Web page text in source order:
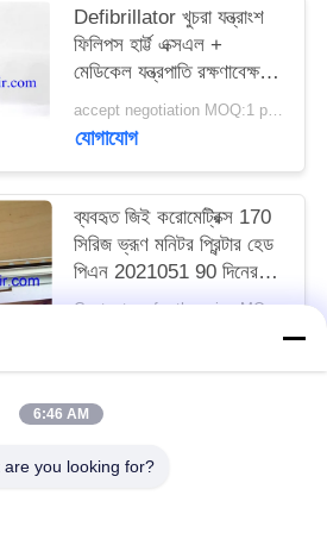
Defibrillator খুচরা যন্ত্রাংশ
ফিলিপস হার্ট্ট এক্সএল +
মেডিকেল যন্ত্রপাতি রক্ষণাবেক্ষণের
জন্য Defibrillator ক্যাপাসিটিaccept negotiation MOQ:1 pcs
যোগাযোগ
ব্যবহৃত জিই করোমেট্রিক্স 170
সিরিজ ভ্রূণ মনিটর প্রিন্টার হেড
পিএন 2021051 90 দিনের
ওয়ারেন্টি সহ
Contact us for the price MOQ:1
6:46 AM
you looking for?